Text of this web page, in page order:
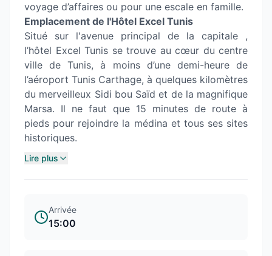
voyage d’affaires ou pour une escale en famille.
Emplacement de l'Hôtel Excel Tunis
Situé sur l'avenue principal de la capitale ,
l’hôtel Excel Tunis se trouve au cœur du centre
ville de Tunis, à moins d’une demi-heure de
l’aéroport Tunis Carthage, à quelques kilomètres
du merveilleux Sidi bou Saïd et de la magnifique
Marsa. Il ne faut que 15 minutes de route à
pieds pour rejoindre la médina et tous ses sites
historiques.
Lire plus
Arrivée
15:00